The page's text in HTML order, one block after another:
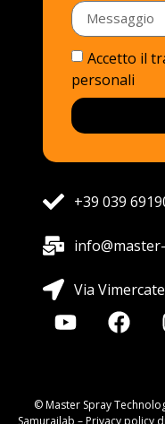
Accetto il
personali
+39 039
Via
© Master Spray
Samurailab –Privacy policy